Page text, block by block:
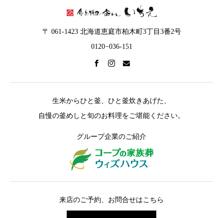
〒 061-1423 北海道恵庭市柏木町3丁目3番2号
0120−036-151
生米からひと釜、ひと釜炊きあげた、
自慢の釜めしと旬のお料理をご堪能ください。
グループ企業のご紹介
来店のご予約、お問合せはこちら